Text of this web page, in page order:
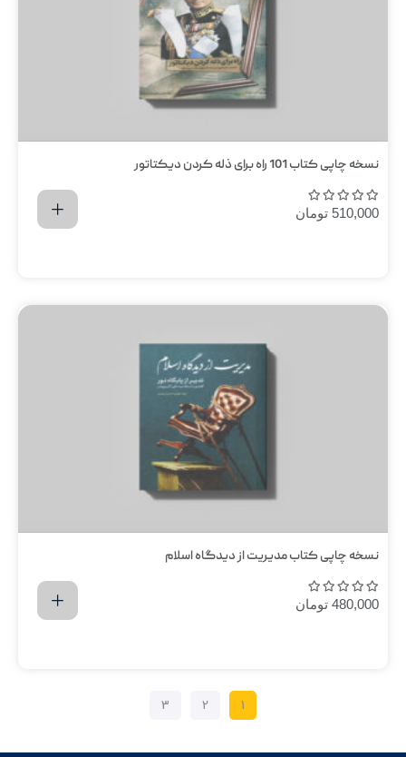
نسخه چاپی کتاب 101 راه برای ذله کردن دیکتاتور
510,000 تومان
نسخه چاپی کتاب مدیریت از دیدگاه اسلام
480,000 تومان
1
2
3